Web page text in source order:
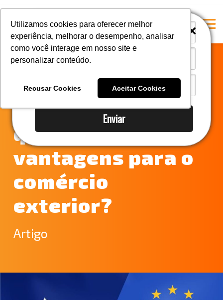
Enviar
Utilizamos cookies para oferecer melhor
experiência, melhorar o desempenho, analisar
como você interage em nosso site e
personalizar conteúdo.
Recusar Cookies Aceitar Cookies
i
i
A Mastersul
#35 (no title)
Blog
#37 (no title)
Acordo Mercosul-
União Europeia:
quais são as reais
vantagens para o
comércio
exterior?
Artigo